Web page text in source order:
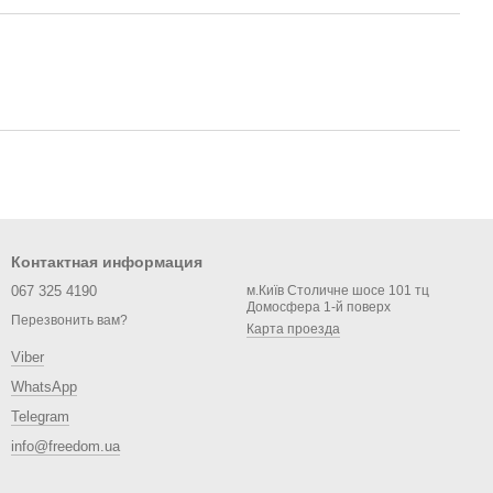
Контактная информация
067 325 4190
Перезвонить вам?
Viber
WhatsApp
Telegram
info@freedom.ua
м.Київ Столичне шосе 101 тц
Домосфера 1-й поверх
Карта проезда